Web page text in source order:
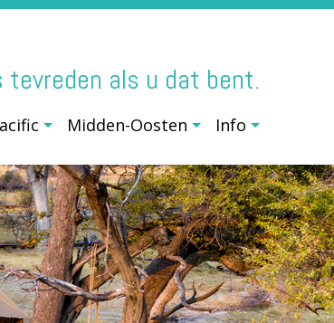
tevreden als u dat bent.
Midden-Oosten Info